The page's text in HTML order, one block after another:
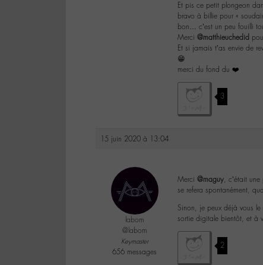
Et pis ce petit plongeon
bravo à billie pour «
bon… c’est un peu fouilli
Merci @matthieuchedid
Et si jamais t’as envie de
😁
merci du fond du ❤️
3
15 juin 2020 à 13:04
labom
@labom
Keymaster
656 messages
Merci @maguy, c’était
se refera spontanément,
Sinon, je peux déjà vous
sortie digitale bientôt, et à
2